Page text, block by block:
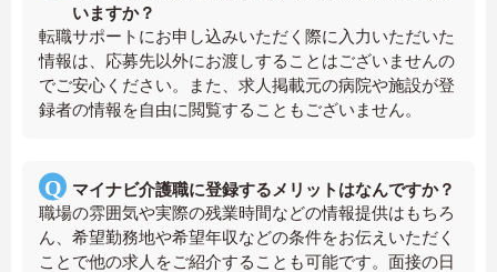
いますか？
転職サポートにお申し込みいただく際に入力いただいた
情報は、応募先以外にお渡しすることはございませんの
でご安心ください。また、求人掲載元の病院や施設が登
録者の情報を自由に閲覧することもございません。
マイナビ介護職に登録するメリットはなんですか？
職場の雰囲気や実際の残業時間などの情報提供はもちろ
ん、希望勤務地や希望年収などの条件をお伝えいただく
ことで他の求人をご紹介することも可能です。面接の日